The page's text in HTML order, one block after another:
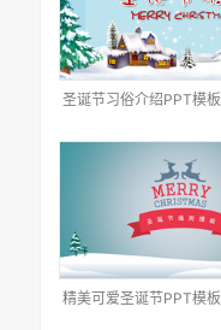
圣诞节习俗介绍PPT模板
精美可爱圣诞节PPT模板